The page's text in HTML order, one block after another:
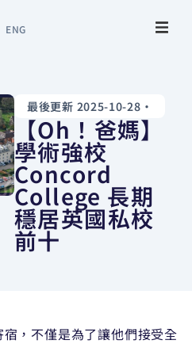
ENG
最後更新 2025-10-28 •
【Oh！爸媽】
學術強校
Concord
College 長期
穩居英國私校
前十
，不僅是為了讓他們接受全